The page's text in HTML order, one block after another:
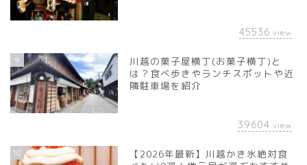
45536 view
9
川越の菓子屋横丁(お菓子横丁)と
は？食べ歩きやランチスポットや近
隣駐車場を紹介
39604 view
10
【2026年最新】川越かき氷絶対食